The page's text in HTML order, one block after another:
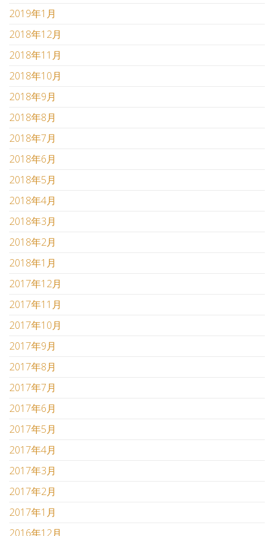
2019年1月
2018年12月
2018年11月
2018年10月
2018年9月
2018年8月
2018年7月
2018年6月
2018年5月
2018年4月
2018年3月
2018年2月
2018年1月
2017年12月
2017年11月
2017年10月
2017年9月
2017年8月
2017年7月
2017年6月
2017年5月
2017年4月
2017年3月
2017年2月
2017年1月
2016年12月